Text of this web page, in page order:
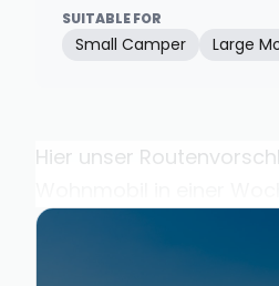
SUITABLE FOR
Small Camper Large
Hier unser